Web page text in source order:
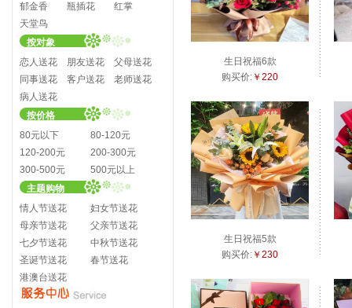
郁金香
瓶插花
红掌
天堂鸟
按对象
恋人送花
朋友送花
父母送花
同事送花
客户送花
老师送花
病人送花
按价格
80元以下
80-120元
120-200元
200-300元
300-500元
500元以上
主题购物
情人节送花
妇女节送花
母亲节送花
父亲节送花
七夕节送花
中秋节送花
圣诞节送花
春节送花
港澳台送花
生日祝福6款
购买价: ￥220
生日祝福5款
购买价: ￥230